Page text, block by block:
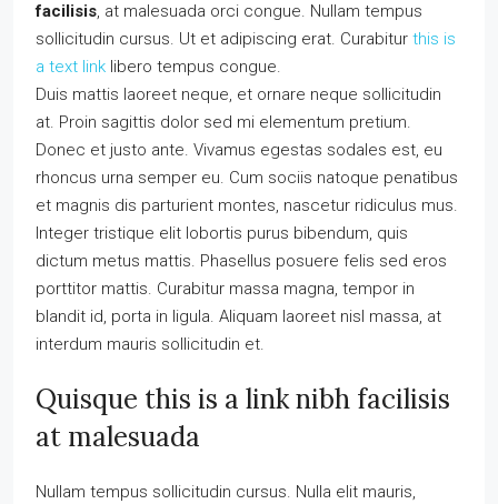
facilisis, at malesuada orci congue. Nullam tempus
sollicitudin cursus. Ut et adipiscing erat. Curabitur this is
a text link libero tempus congue.
Duis mattis laoreet neque, et ornare neque sollicitudin
at. Proin sagittis dolor sed mi elementum pretium.
Donec et justo ante. Vivamus egestas sodales est, eu
rhoncus urna semper eu. Cum sociis natoque penatibus
et magnis dis parturient montes, nascetur ridiculus mus.
Integer tristique elit lobortis purus bibendum, quis
dictum metus mattis. Phasellus posuere felis sed eros
porttitor mattis. Curabitur massa magna, tempor in
blandit id, porta in ligula. Aliquam laoreet nisl massa, at
interdum mauris sollicitudin et.
Quisque this is a link nibh facilisis
at malesuada
Nullam tempus sollicitudin cursus. Nulla elit mauris,